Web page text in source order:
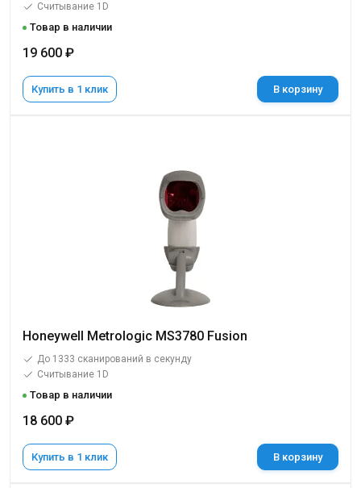
Считывание 1D
Товар в наличии
19 600 ₽
Купить в 1 клик В корзину
Honeywell Metrologic MS3780 Fusion
До 1333 сканирований в секунду
Считывание 1D
Товар в наличии
18 600 ₽
Купить в 1 клик В корзину